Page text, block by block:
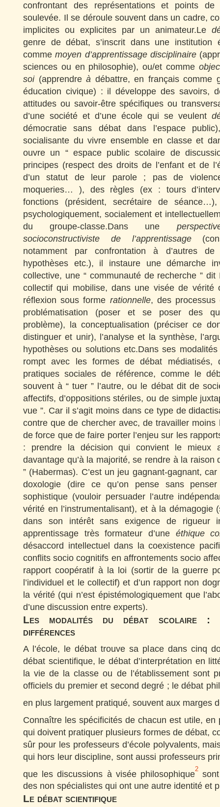
confrontant des représentations et points
soulevée. Il se déroule souvent dans un cadre,
implicites ou explicites par un animateur.Le
genre de débat, s’inscrit dans une institution
commemoyen d’apprentissage disciplinaire
sciences ou en philosophie), ou/et comme
soi(apprendreà débattre, en français comme
éducation civique) : il développe des savoirs,
attitudes ou savoir-être spécifiques ou
d’une société et d’une école qui se veulent
démocratie sans débat dans l’espace
socialisante du vivre ensemble en classe et
ouvre un “ espace public scolaire de
principes (respect des droits de l’enfant et de
d’un statut de leur parole ; pas de
moqueries… ), des règles (ex : tours
fonctions (président, secrétaire de
psychologiquement, socialement et
du groupe-classe.Dans une
socioconstructiviste de l’apprentissage
notamment par confrontation à d’autres de
hypothèses etc.), il instaure une démarche
collective, une “ communauté de recherche ”
collectif qui mobilise, dans une visée de vérité
réflexion sous forme rationnelle, des processus
problématisation (poser et se poser des
problème), la conceptualisation (préciser ce
distinguer et unir), l’analyse et la synthèse,
hypothèses ou solutions etc.Dans ses
rompt avec les formes de débat
pratiques sociales de référence, comme le
souvent à “ tuer ” l’autre, ou le débat dit de
affectifs, d’oppositions stériles, ou de simple
vue ”. Car il s’agit moins dans ce type de
contre que de chercher avec, de travailler moins
de force que de faire porter l’enjeu sur les
: prendre la décision qui convient le mieux
davantage qu’à la majorité, se rendre à la raison
” (Habermas). C’est un jeu gagnant-gagnant,
doxologie (dire ce qu’on pense sans
sophistique (vouloir persuader l’autre
vérité en l’instrumentalisant), et à la démagogie
dans son intérêt sans exigence de rigueur
apprentissage très formateur d’une éthique
désaccord intellectuel dans la coexistence
conflits socio cognitifs en affrontements socio
rapport coopératif à la loi (sortir de la guerre
l’individuel et le collectif) et d’un rapport non
la vérité (qui n’est épistémologiquement que
d’une discussion entre experts).
Les modalités du débat scolaire :
différences
A l’école, le débat trouve sa place dans cinq
débat scientifique, le débat d’interprétation en
la vie de la classe ou de l’établissement sont
officiels du premier et second degré ; le débat
en plus largement pratiqué, souvent aux marges
Connaître les spécificités de chacun est utile, en
qui doivent pratiquer plusieurs formes de débat,
sûr pour les professeurs d’école polyvalents,
qui hors leur discipline, sont aussi professeurs
que les discussions à visée philosophique2
des non spécialistes qui ont une autre identité et
Le débat scientifique